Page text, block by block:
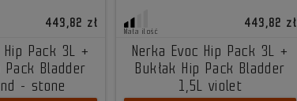
443,82 zł
Hip Pack 3L +
Pack Bladder
- stone
Mała ilość
443,82 zł
Nerka Evoc Hip Pack 3L +
Bukłak Hip Pack Bladder
1,5L violet